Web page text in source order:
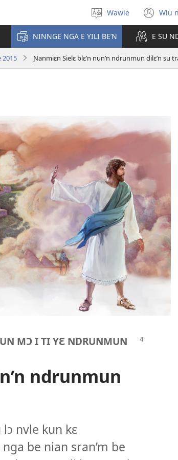
Kle
aniɛn'n
Wawle Wlu
NINNGE NGA E YILI BE’N E SU
2015 Ɲanmiɛn Sielɛ blɛ’n nun’n ndrunmun dilɛ’n su
MƆ I TI YƐ NDRUNMUN
ndrunmun
lɔ nvle kun kɛ
be nian sran’m be